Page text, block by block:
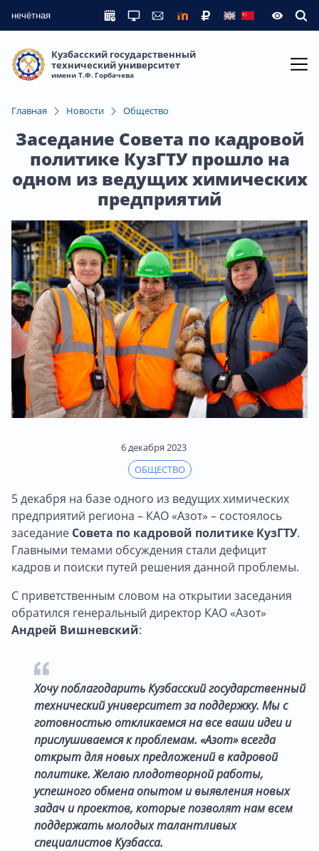
нечётная
Кузбасский государственный
технический университет
имени Т.Ф. Горбачева
Главная Новости Общество
Заседание Совета по кадровой
политике КузГТУ прошло на
одном из ведущих химических
предприятий
6 декабря 2023
ОБЩЕСТВО
5 декабря на базе одного из ведущих химических
предприятий региона – КАО «Азот» – состоялось
заседание Совета по кадровой политике КузГТУ.
Главными темами обсуждения стали дефицит
кадров и поиски путей решения данной проблемы.
С приветственным словом на открытии заседания
обратился генеральный директор КАО «Азот»
Андрей Вишневский:
Хочу поблагодарить Кузбасский государственный
технический университет за поддержку. Мы с
готовностью откликаемся на все ваши идеи и
прислушиваемся к проблемам. «Азот» всегда
открыт для новых предложений в кадровой
политике. Желаю плодотворной работы,
успешного обмена опытом и выявления новых
задач и проектов, которые позволят нам всем
поддержать молодых талантливых
специалистов Кузбасса.